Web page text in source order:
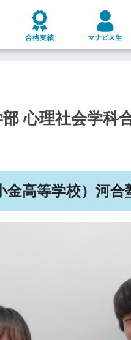
部 心理社会学科
金高等学校）河